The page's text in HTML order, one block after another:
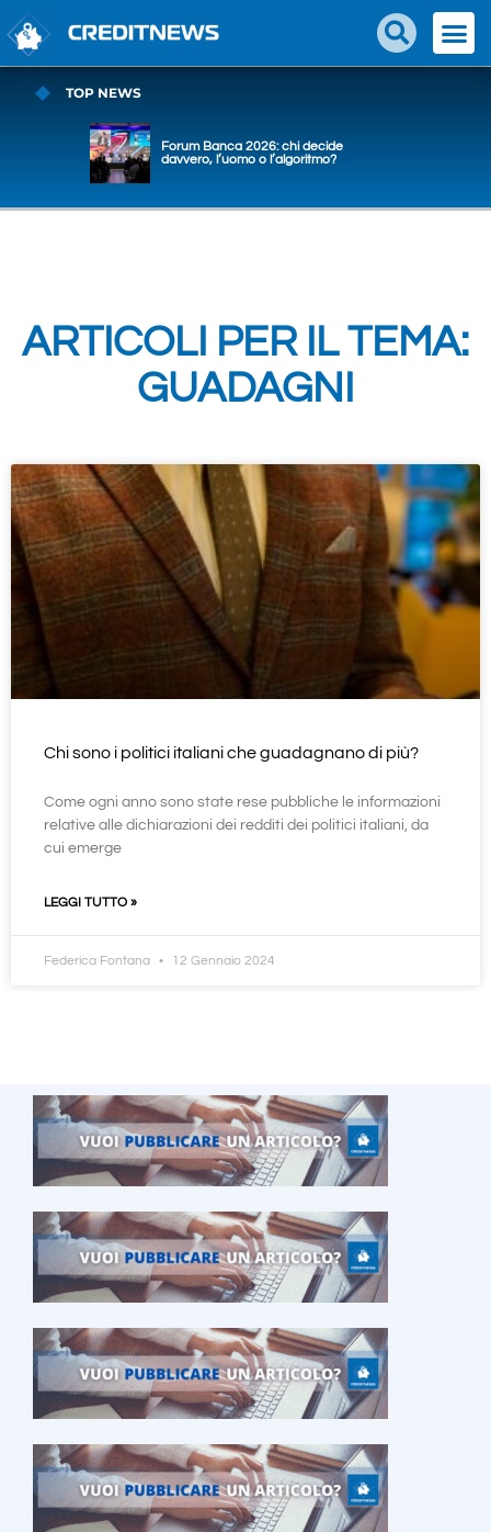
TOP NEWS
Forum Banca 2026: chi decide
davvero, l’uomo o l’algoritmo?
ARTICOLI PER IL TEMA:
GUADAGNI
Chi sono i politici italiani che guadagnano di più?
Come ogni anno sono state rese pubbliche le informazioni
relative alle dichiarazioni dei redditi dei politici italiani, da
cui emerge
LEGGI TUTTO »
Federica Fontana 12 Gennaio 2024